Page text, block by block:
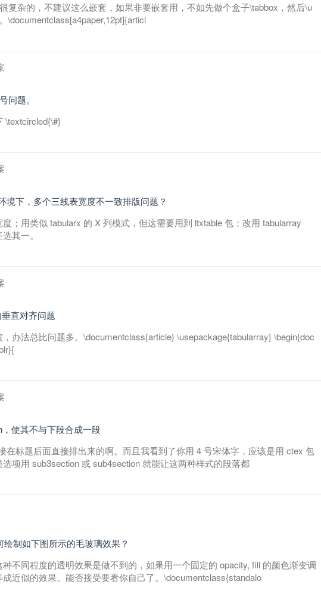
复杂的，不建议这么嵌套，如果非要嵌套用，不如先做个盒子\tabbox，然后\u
\documentclass[a4paper,12pt]{articl
问题。
\textcircled{\#}
境下，多个三线表宽度不一致排版问题？
；用类似 tabularx 的 X 列模式，但这需要用到 ltxtable 包；改用 tabularray
其一。
直对齐问题
，办法总比问题多。\documentclass{article} \usepackage{tabularray} \begin{doc
使其不与下段合成一段
在标题后面直接排出来的啊。而且我看到了你用 4 号宋体字，应该是用 ctex 包
项用 sub3section 或 sub4section 就能让这两种样式的段落都
制如下图所示的毛玻璃效果？
不同程度的透明效果是做不到的，如果用一个固定的 opacity, fill 的颜色渐变调
近似的效果。能否接受要看你自己了。\documentclass{standalo